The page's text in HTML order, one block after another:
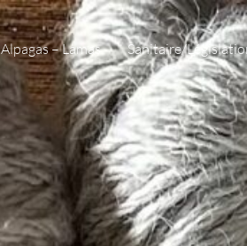
Alpagas – Lamas Sanitaire/